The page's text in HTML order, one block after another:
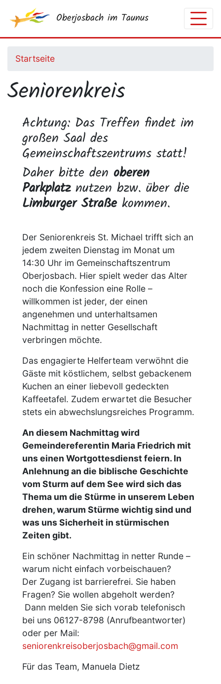
zum
Oberjosbach im Taunus
Startseite
Seniorenkreis
Achtung: Das Treffen findet im
großen Saal des
Gemeinschaftszentrums statt!
Daher bitte den oberen
Parkplatznutzen bzw. über die
Limburger Straßekommen.
Der Seniorenkreis St. Michael trifft sich an
jedem zweiten Dienstag im Monat um
14:30 Uhr im Gemeinschaftszentrum
Oberjosbach. Hier spielt weder das Alter
noch die Konfession eine Rolle –
willkommen ist jeder, der einen
angenehmen und unterhaltsamen
Nachmittag in netter Gesellschaft
verbringen möchte.
Das engagierte Helferteam verwöhnt die
Gäste mit köstlichem, selbst gebackenem
Kuchen an einer liebevoll gedeckten
Kaffeetafel. Zudem erwartet die Besucher
stets ein abwechslungsreiches Programm.
An diesem Nachmittag wird
Gemeindereferentin Maria Friedrich mit
uns einen Wortgottesdienst feiern. In
Anlehnung an die biblische Geschichte
vom Sturm auf dem See wird sich das
Thema um die Stürme in unserem Leben
drehen, warum Stürme wichtig sind und
was uns Sicherheit in stürmischen
Zeiten gibt.
Ein schöner Nachmittag in netter Runde –
warum nicht einfach vorbeischauen?
Der Zugang ist barrierefrei. Sie haben
Fragen? Sie wollen abgeholt werden?
Dann melden Sie sich vorab telefonisch
bei uns 06127-8798 (Anrufbeantworter)
oder per Mail:
seniorenkreisoberjosbach@gmail.com
Für das Team, Manuela Dietz